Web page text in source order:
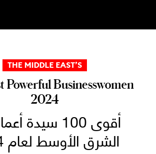
THE MIDDLE EAST’S
Powerful Businesswomen
2024
أقوى 100
الشرق الأوسط لعام 2024